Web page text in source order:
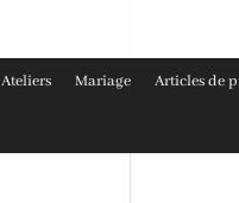
Ateliers Mariage Articles de